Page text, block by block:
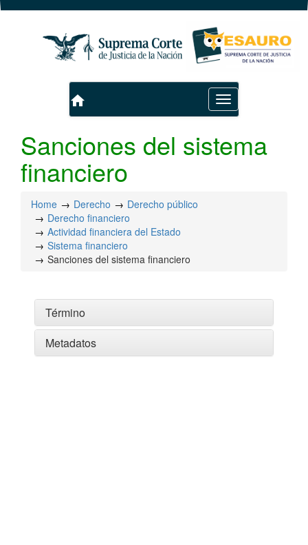
Toggle
navigation
home
Sanciones del sistema
financiero
Home Derecho
Derecho público
Derecho financiero
Actividad financiera del Estado
Sistema financiero
Sanciones del sistema financiero
Término
Metadatos